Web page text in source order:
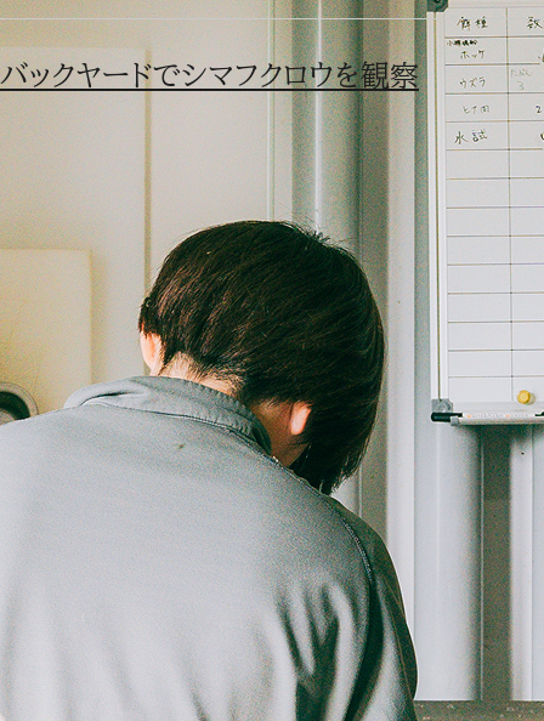
バックヤードでシマフクロウを観察
7月28日・29日に、「プロに学ぶ猛禽類の絵画教室」を開催しま
日本を代表する野生動物画家の一人、岡田宗徳先生を講師に招
う！ というイベントです。
普段は見ることの出来ないバックヤードでシマフクロウを観察し